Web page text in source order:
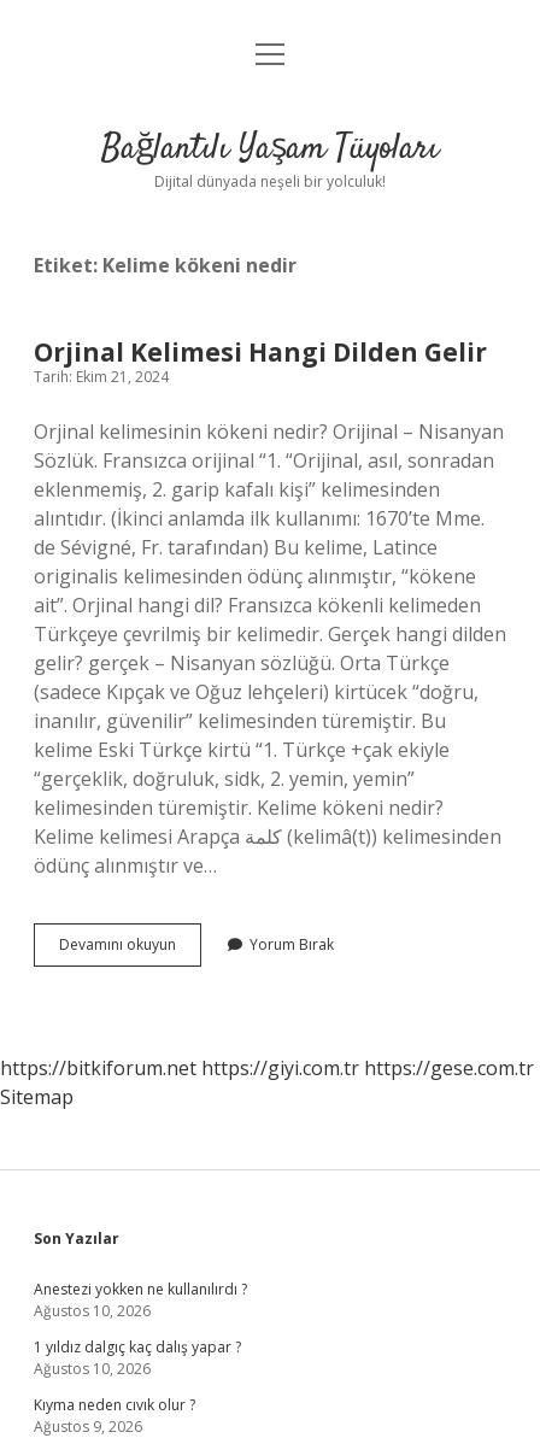
Anasayfa
Yasal Uyarı
menüyü
Bağlantılı Yaşam Tüyoları
Dijital dünyada neşeli bir yolculuk!
Etiket: Kelime kökeni nedir
Orjinal Kelimesi Hangi Dilden Gelir
Tarih: Ekim 21, 2024
Orjinal kelimesinin kökeni nedir? Orijinal – Nisanyan
Sözlük. Fransızca orijinal “1. “Orijinal, asıl, sonradan
eklenmemiş, 2. garip kafalı kişi” kelimesinden
alıntıdır. (İkinci anlamda ilk kullanımı: 1670’te Mme.
de Sévigné, Fr. tarafından) Bu kelime, Latince
originalis kelimesinden ödünç alınmıştır, “kökene
ait”. Orjinal hangi dil? Fransızca kökenli kelimeden
Türkçeye çevrilmiş bir kelimedir. Gerçek hangi dilden
gelir? gerçek – Nisanyan sözlüğü. Orta Türkçe
(sadece Kıpçak ve Oğuz lehçeleri) kirtücek “doğru,
inanılır, güvenilir” kelimesinden türemiştir. Bu
kelime Eski Türkçe kirtü “1. Türkçe +çak ekiyle
“gerçeklik, doğruluk, sidk, 2. yemin, yemin”
kelimesinden türemiştir. Kelime kökeni nedir?
Kelime kelimesi Arapça كلمة (kelimâ(t)) kelimesinden
ödünç alınmıştır ve…
Devamını okuyun
Kelimesi
Yorum Bırak
https://bitkiforum.net https://giyi.com.tr https://gese.com.tr
Sitemap
Sidebar
Son Yazılar
Anestezi yokken ne kullanılırdı ?
Ağustos 10, 2026
1 yıldız dalgıç kaç dalış yapar ?
Ağustos 10, 2026
Kıyma neden cıvık olur ?
Ağustos 9, 2026